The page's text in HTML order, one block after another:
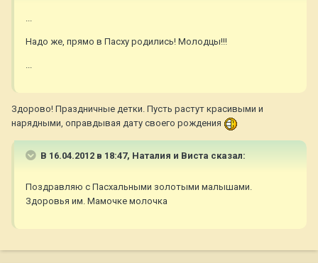
...
Надо же, прямо в Пасху родились! Молодцы!!!
...
Здорово! Праздничные детки. Пусть растут красивыми и
нарядными, оправдывая дату своего рождения
В 16.04.2012 в 18:47, Наталия и Виста сказал:
Поздравляю с Пасхальными золотыми малышами.
Здоровья им. Мамочке молочка